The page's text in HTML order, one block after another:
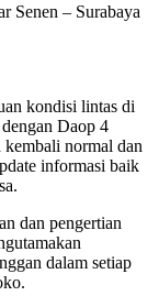
Senen – Surabaya
kondisi lintas di
Daop 4
kembali normal dan
informasi baik
dan pengertian
dalam setiap